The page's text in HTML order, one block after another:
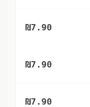
₪7.90
₪7.90
₪7.90